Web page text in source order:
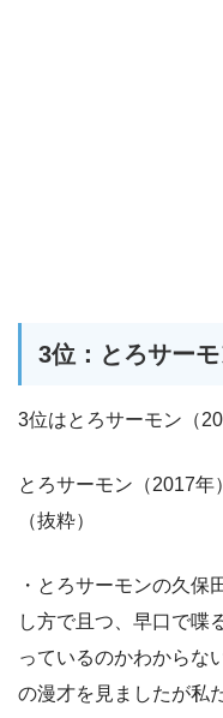
3位：とろサーモ
3位はとろサーモン（
とろサーモン（2017年
（抜粋）
・とろサーモンの久保
し方で且つ、早口で喋
っているのかわからな
の漫才を見ましたが私